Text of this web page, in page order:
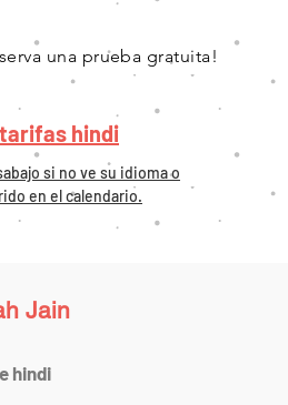
una prueba gratuita!
hindi
abajo si no ve su idioma o
en el calendario.
Jain
hindi